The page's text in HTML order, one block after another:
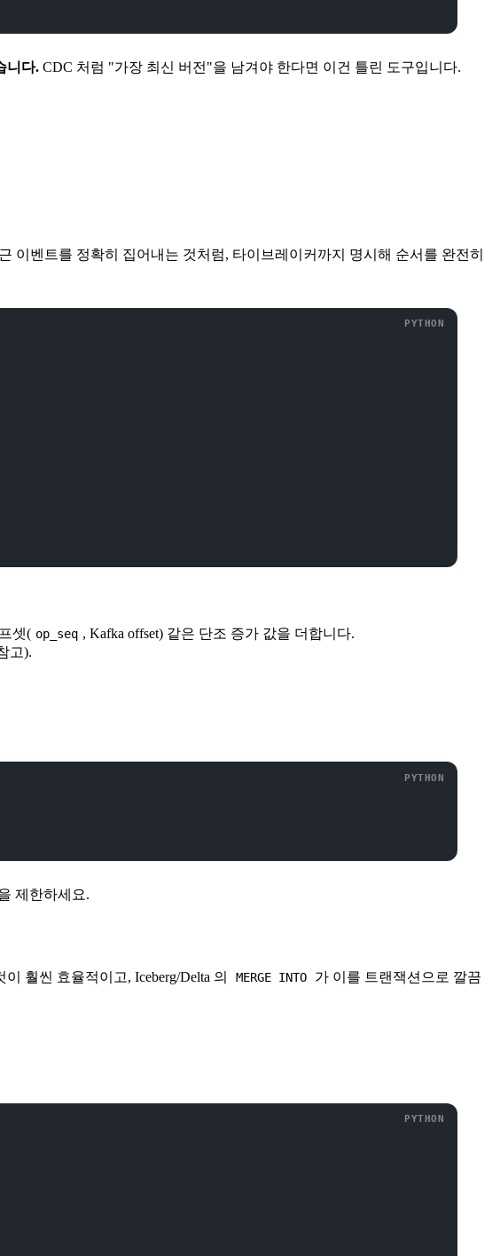
니다. CDC 처럼 "가장 최신 버전"을 남겨야 한다면 이건 틀린 도구입니다.
이벤트를 정확히 집어내는 것처럼, 타이브레이커까지 명시해 순서를 완전히
셋( op_seq , Kafka offset) 같은 단조 증가 값을 더합니다.
고).
제한하세요.
훨씬 효율적이고, Iceberg/Delta 의 MERGE INTO
가 이를 트랜잭션으로 깔끔